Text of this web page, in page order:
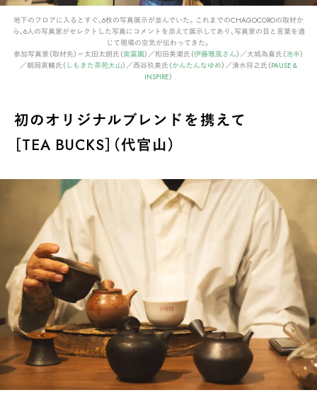
地下のフロアに入るとすぐ、6枚の写真展示が並んでいた。これまでのCHAGOCOROの取材か
ら、6人の写真家がセレクトした写真にコメントを添えて展示してあり、写真家の目と言葉を通
じて現場の空気が伝わってきた。
参加写真家（取材先）＝太田太朗氏（奥富園）／和田美潮氏（伊藤雅風さん）／大城為喜氏（池半）
／朝岡英輔氏（しもきた茶苑大山）／西谷玖美氏（かんたんなゆめ）／清水将之氏（PAUSE &
INSPIRE）
初のオリジナルブレンドを携えて
［TEA BUCKS］（代官山）